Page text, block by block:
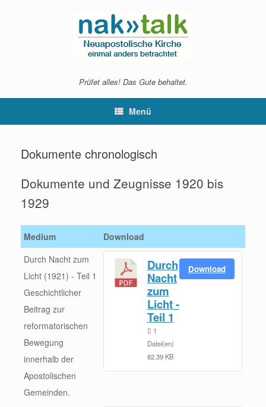
Prüfet alles! Das Gute behaltet.
Menü
Dokumente chronologisch
Dokumente und Zeugnisse 1920 bis
1929
Medium
Download
Durch Nacht zum
Licht (1921) - Teil 1
Geschichtlicher
Beitrag zur
reformatorischen
Bewegung
innerhalb der
Apostolischen
Gemeinden.
Durch
Nacht
zum
Licht -
Teil 1
1
Datei(en)
82.39 KB
Download